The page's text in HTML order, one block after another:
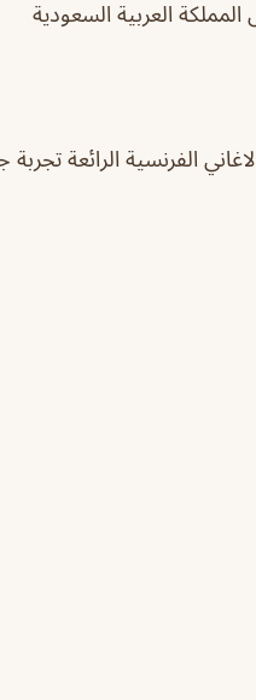
الفرنسية الرائعة تجربة